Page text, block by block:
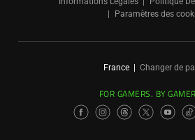
Paramètres des
France | Changer de
FOR GAMERS. BY